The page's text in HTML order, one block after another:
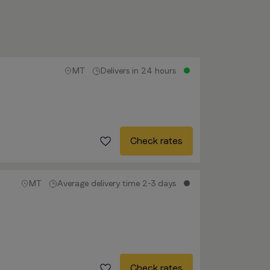
MT Delivers in 24 hours
Check rates
MT Average delivery time 2-3 days